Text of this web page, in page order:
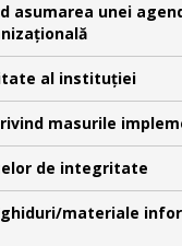
asumarea unei
al instituției
masurile
de integritate
materiale